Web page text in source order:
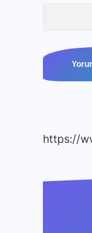
https://